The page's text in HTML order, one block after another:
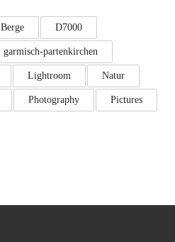
Berge D7000
garmisch-partenkirchen
Lightroom Natur
Photography Pictures